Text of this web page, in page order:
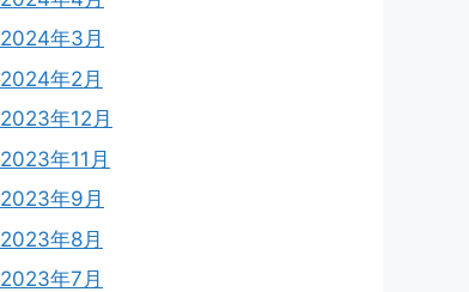
2024年3月
2024年2月
2023年12月
2023年11月
2023年9月
2023年8月
2023年7月